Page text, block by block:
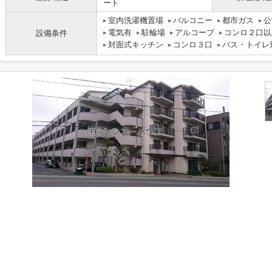
ート
設備条件
室内洗濯機置場 バルコニー 都市ガス
電気有
駐輪場 アルコーブ
コンロ２口
対面式キッチン
コンロ３口 バス・トイレ